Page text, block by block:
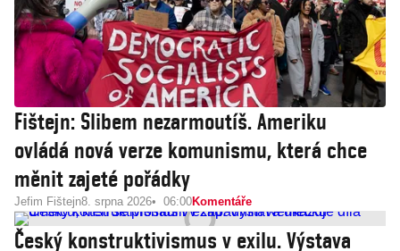
Fištejn: Slibem nezarmoutíš. Ameriku
ovládá nová verze komunismu, která chce
měnit zajeté pořádky
Jefim Fištejn8. srpna 2026 06:00Komentáře
Český konstruktivismus v exilu. Výstava